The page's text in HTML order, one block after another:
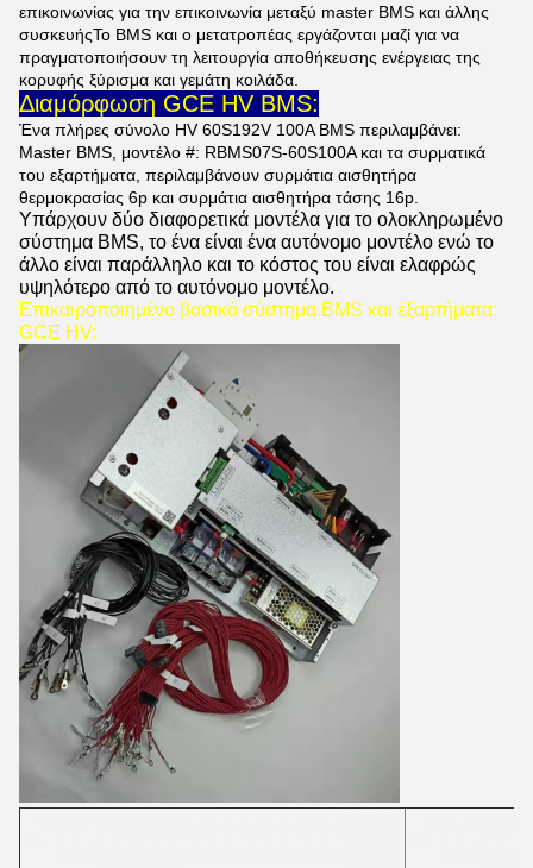
επικοινωνίας για την επικοινωνία μεταξύ master BMS και άλλης
συσκευήςΤο BMS και ο μετατροπέας εργάζονται μαζί για να
πραγματοποιήσουν τη λειτουργία αποθήκευσης ενέργειας της
κορυφής ξύρισμα και γεμάτη κοιλάδα.
Διαμόρφωση GCE HV BMS:
Ένα πλήρες σύνολο HV 60S192V 100A BMS περιλαμβάνει:
Master BMS, μοντέλο #: RBMS07S-60S100A και τα συρματικά
του εξαρτήματα, περιλαμβάνουν συρμάτια αισθητήρα
θερμοκρασίας 6p και συρμάτια αισθητήρα τάσης 16p.
Υπάρχουν δύο διαφορετικά μοντέλα για το ολοκληρωμένο
σύστημα BMS, το ένα είναι ένα αυτόνομο μοντέλο ενώ το
άλλο είναι παράλληλο και το κόστος του είναι ελαφρώς
υψηλότερο από το αυτόνομο μοντέλο.
Επικαιροποιημένο βασικό σύστημα BMS και εξαρτήματα
GCE HV: